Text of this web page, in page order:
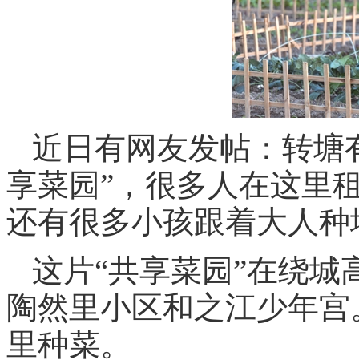
近日有网友发帖：转塘
享菜园”，很多人在这里
还有很多小孩跟着大人
这片“共享菜园”在绕
陶然里小区和之江少年
里种菜。